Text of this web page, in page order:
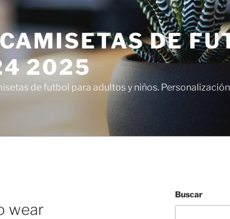
DE
2025
de futbol para adultos y niños.
wear
Buscar